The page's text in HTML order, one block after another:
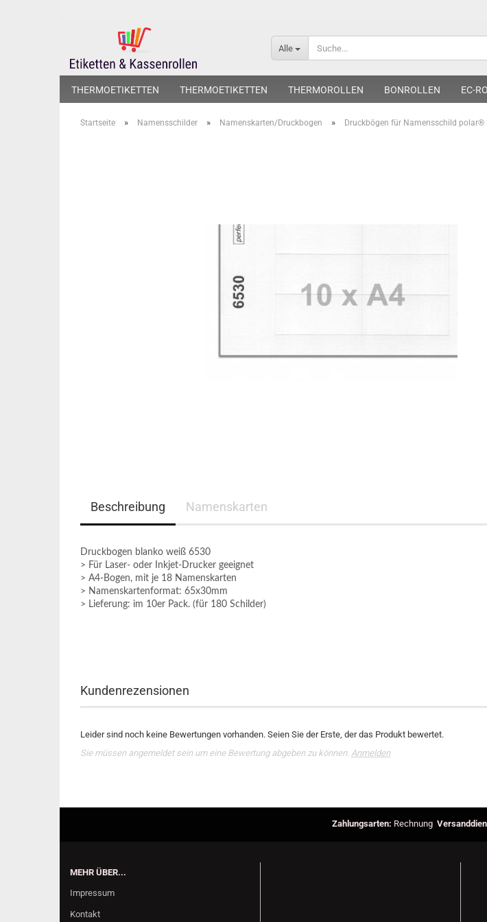
Alle
THERMOETIKETTEN THERMOETIKETTEN THERMOROLLEN BONROLLEN EC-
Startseite » Namensschilder » Namenskarten/Druckbogen » Druckbögen für Namensschild polar®
Beschreibung Namenskarten
Druckbogen blanko weiß 6530
> Für Laser- oder Inkjet-Drucker geeignet
> A4-Bogen, mit je 18 Namenskarten
> Namenskartenformat: 65x30mm
> Lieferung: im 10er Pack. (für 180 Schilder)
Kundenrezensionen
Leider sind noch keine Bewertungen vorhanden. Seien Sie der Erste, der das Produkt bewertet.
Sie müssen angemeldet sein um eine Bewertung abgeben zu können. Anmelden
Zahlungsarten: Rechnung
MEHR ÜBER...
Impressum
Kontakt